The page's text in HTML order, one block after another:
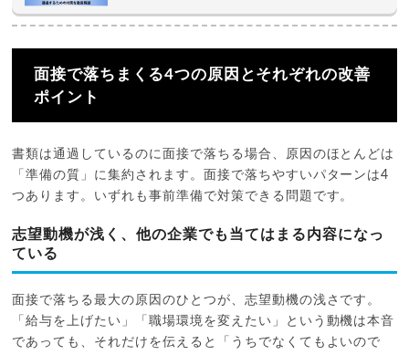
面接で落ちまくる4つの原因とそれぞれの改善
ポイント
書類は通過しているのに面接で落ちる場合、原因のほとんどは
「準備の質」に集約されます。面接で落ちやすいパターンは4
つあります。いずれも事前準備で対策できる問題です。
志望動機が浅く、他の企業でも当てはまる内容になっ
ている
面接で落ちる最大の原因のひとつが、志望動機の浅さです。
「給与を上げたい」「職場環境を変えたい」という動機は本音
であっても、それだけを伝えると「うちでなくてもよいので